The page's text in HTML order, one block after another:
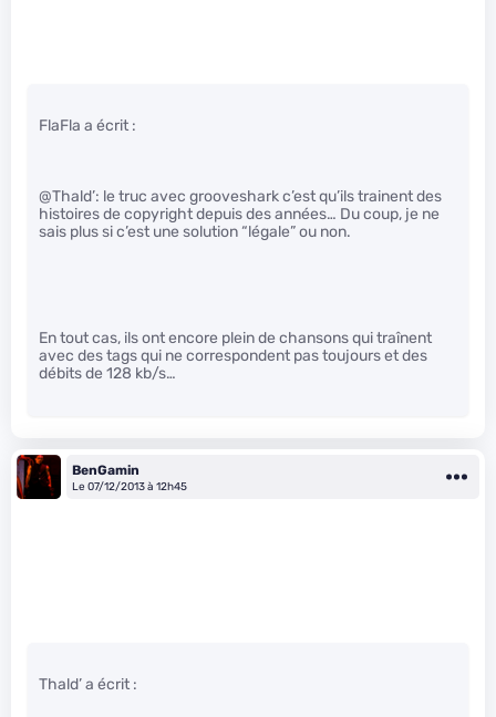
FlaFla a écrit :
@Thald’: le truc avec grooveshark c’est qu’ils trainent des
histoires de copyright depuis des années… Du coup, je ne
sais plus si c’est une solution “légale” ou non.
En tout cas, ils ont encore plein de chansons qui traînent
avec des tags qui ne correspondent pas toujours et des
débits de 128 kb/s…
BenGamin
Le 07/12/2013 à 12h45
Thald’ a écrit :